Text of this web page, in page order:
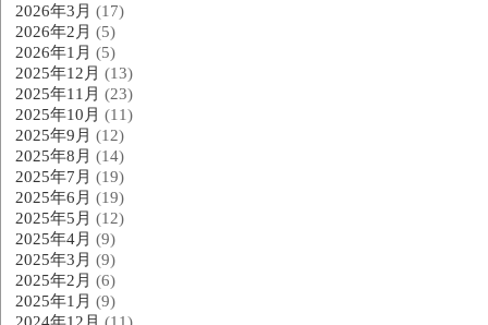
2026年3月 (17)
2026年2月 (5)
2026年1月 (5)
2025年12月 (13)
2025年11月 (23)
2025年10月 (11)
2025年9月 (12)
2025年8月 (14)
2025年7月 (19)
2025年6月 (19)
2025年5月 (12)
2025年4月 (9)
2025年3月 (9)
2025年2月 (6)
2025年1月 (9)